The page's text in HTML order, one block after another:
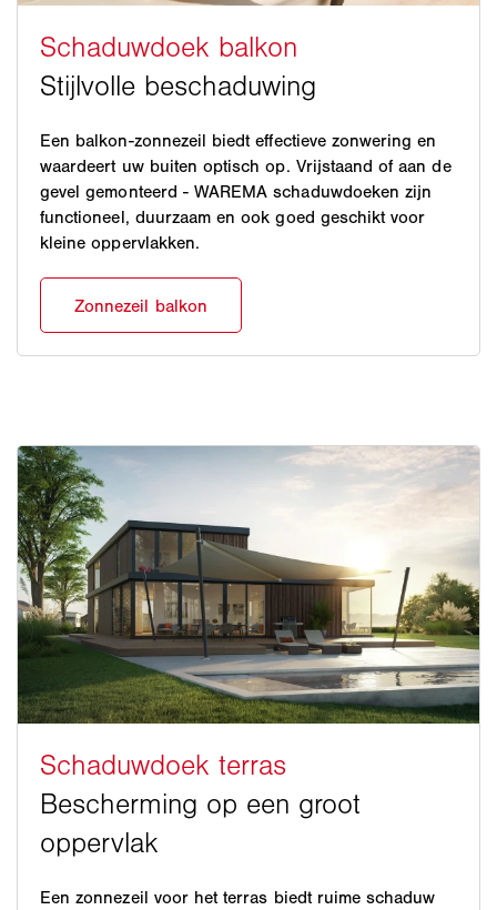
Een balkon-zonnezeil biedt effectieve zonwering en
waardeert uw buiten optisch op. Vrijstaand of aan de
gevel gemonteerd - WAREMA schaduwdoeken zijn
functioneel, duurzaam en ook goed geschikt voor
kleine oppervlakken.
Een zonnezeil voor het terras biedt ruime schaduw